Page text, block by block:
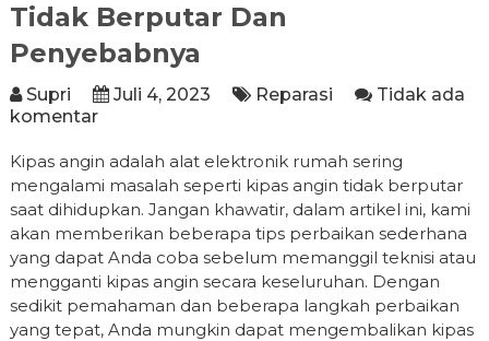
Tidak Berputar Dan
Penyebabnya
Supri Juli 4, 2023 Reparasi
Tidak ada
komentar
Kipas angin adalah alat elektronik rumah sering
mengalami masalah seperti kipas angin tidak berputar
saat dihidupkan. Jangan khawatir, dalam artikel ini, kami
akan memberikan beberapa tips perbaikan sederhana
yang dapat Anda coba sebelum memanggil teknisi atau
mengganti kipas angin secara keseluruhan. Dengan
sedikit pemahaman dan beberapa langkah perbaikan
yang tepat, Anda mungkin dapat mengembalikan kipas